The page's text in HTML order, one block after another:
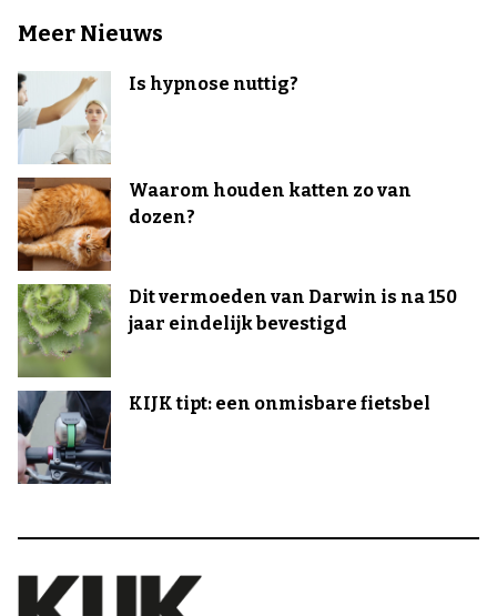
Meer Nieuws
Is hypnose nuttig?
Waarom houden katten zo van
dozen?
Dit vermoeden van Darwin is na 150
jaar eindelijk bevestigd
KIJK tipt: een onmisbare fietsbel